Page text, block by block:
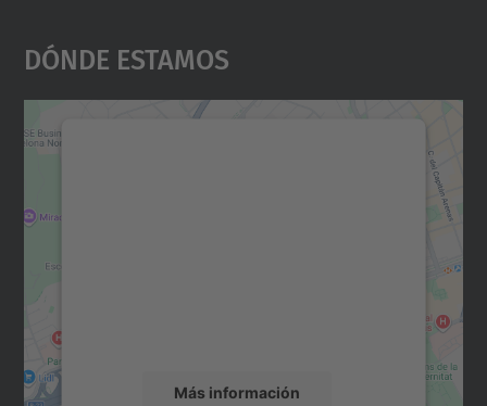
Dónde Estamos
Más información